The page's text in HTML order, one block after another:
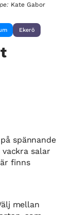
Kate Gabor
Ekerö
spännande
salar
finns
mellan